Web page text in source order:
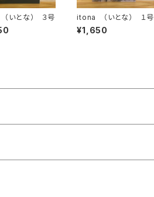
いとな） ３号 itona （いとな） １号
¥1,650